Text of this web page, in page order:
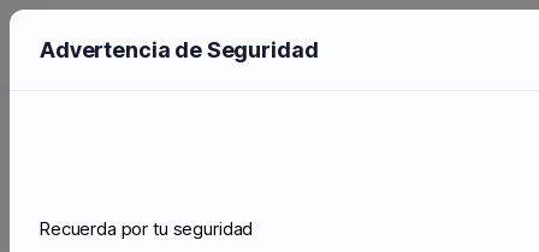
Advertencia de Seguridad
Recuerda por tu seguridad